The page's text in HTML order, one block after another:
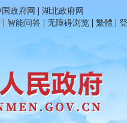
国政府网 | 湖北政府网
| 智能问答 | 无障碍浏览 | 繁體 |